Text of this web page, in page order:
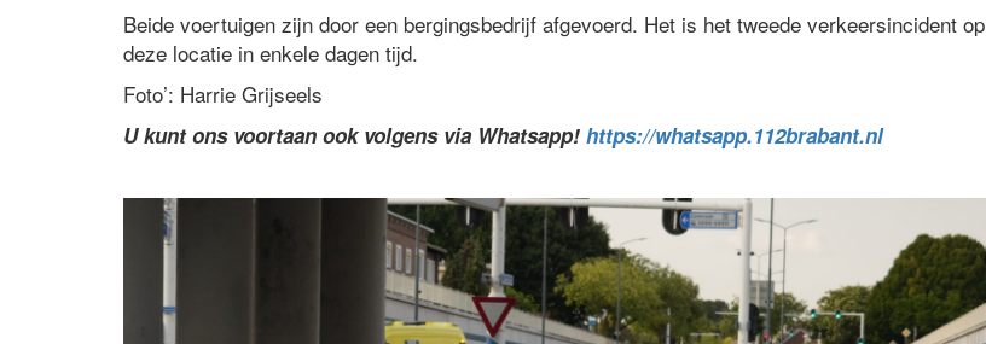
Beide voertuigen zijn door een bergingsbedrijf afgevoerd. Het is het tweede verkeersincident op
deze locatie in enkele dagen tijd.
Foto’: Harrie Grijseels
U kunt ons voortaan ook volgens via Whatsapp! https://whatsapp.112brabant.nl